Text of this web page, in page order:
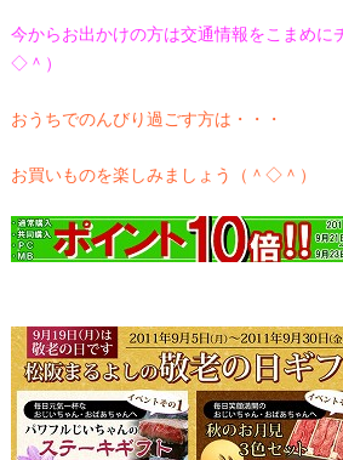
今からお出かけの方は交通情報をこまめに
◇＾）
おうちでのんびり過ごす方は・・・
お買いものを楽しみましょう（＾◇＾）